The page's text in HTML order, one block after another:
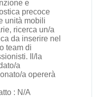
e
precoce
unità mobili
ricerca un/a
da inserire nel
team di
Il/la
a
a opererà
: N/A